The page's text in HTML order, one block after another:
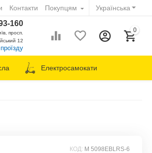
Українська
Контакти Покупцям
160
просп.
12
0
Електросамокати
КОД: M 5098EBLRS-6